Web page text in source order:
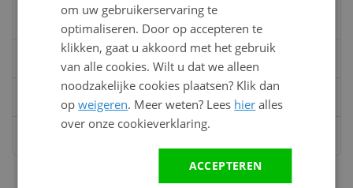
van 08:00 tot 17:00 uur
0528 - 355190
info@kunststofbouwmateriaal.nl
Whatsapp
om uw gebruikerservaring te
optimaliseren. Door op accepteren te
klikken, gaat u akkoord met het gebruik
van alle cookies. Wilt u dat we alleen
noodzakelijke cookies plaatsen? Klik dan
opweigeren. Meer weten? Lees hier alles
over onze cookieverklaring.
ACCEPTEREN